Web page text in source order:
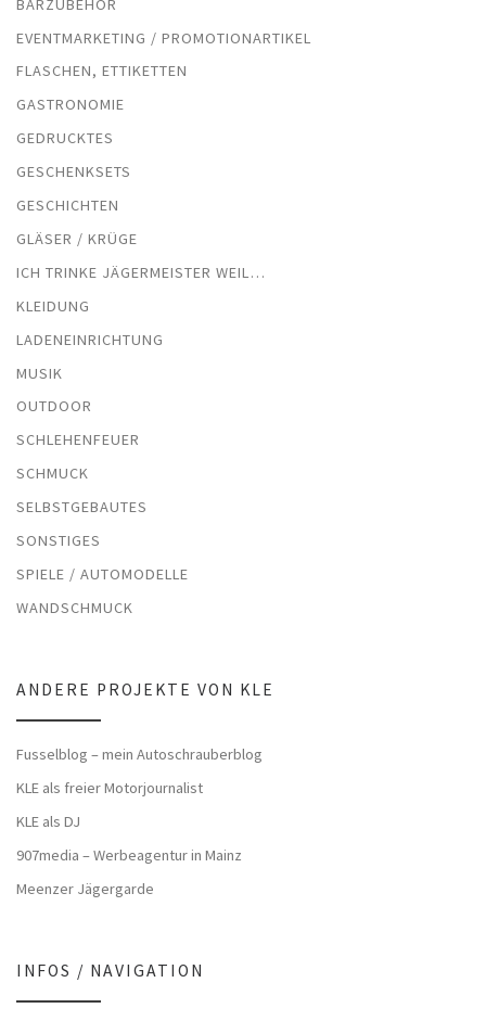
BARZUBEHÖR
EVENTMARKETING / PROMOTIONARTIKEL
FLASCHEN, ETTIKETTEN
GASTRONOMIE
GEDRUCKTES
GESCHENKSETS
GESCHICHTEN
GLÄSER / KRÜGE
ICH TRINKE JÄGERMEISTER WEIL…
KLEIDUNG
LADENEINRICHTUNG
MUSIK
OUTDOOR
SCHLEHENFEUER
SCHMUCK
SELBSTGEBAUTES
SONSTIGES
SPIELE / AUTOMODELLE
WANDSCHMUCK
ANDERE PROJEKTE VON KLE
Fusselblog – mein Autoschrauberblog
KLE als freier Motorjournalist
KLE als DJ
907media – Werbeagentur in Mainz
Meenzer Jägergarde
INFOS / NAVIGATION